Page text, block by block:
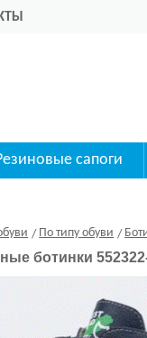
сапоги
По типу обуви
ботинки